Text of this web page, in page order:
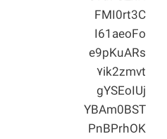
FMI0rt3C
I61aeoFo
e9pKuARs
۷ik2zmvt
gYSEoIUj
YBAm0BST
PnBPrhOK